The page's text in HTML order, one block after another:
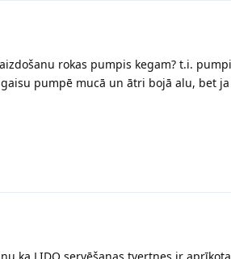
rokas pumpis kegam? t.i.
pumpē mucā un ātri bojā alu, bet